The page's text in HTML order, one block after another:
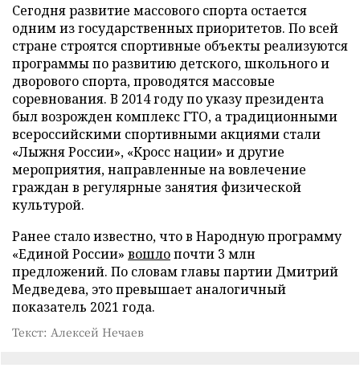
Сегодня развитие массового спорта остается
одним из государственных приоритетов. По всей
стране строятся спортивные объекты реализуются
программы по развитию детского, школьного и
дворового спорта, проводятся массовые
соревнования. В 2014 году по указу президента
был возрожден комплекс ГТО, а традиционными
всероссийскими спортивными акциями стали
«Лыжня России», «Кросс нации» и другие
мероприятия, направленные на вовлечение
граждан в регулярные занятия физической
культурой.
Ранее стало известно, что в Народную программу
«Единой России» вошлопочти 3 млн
предложений. По словам главы партии Дмитрий
Медведева, это превышает аналогичный
показатель 2021 года.
Текст: Алексей Нечаев